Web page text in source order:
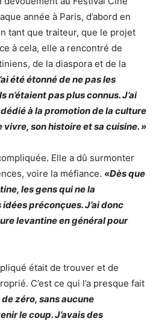
année à Paris, d’abord en
tant que traiteur, que le projet
à cela, elle a rencontré de
de la diaspora et de la
été étonné de ne pas les
n’étaient pas plus connus. J’ai
à la promotion de la culture
son histoire et sa cuisine. »
Elle a dû surmonter
voire la méfiance. «Dès que
les gens qui ne la
préconçues. J’ai donc
levantine en général pour
était de trouver et de
C’est ce qui l’a presque fait
zéro, sans aucune
le coup. J’avais des